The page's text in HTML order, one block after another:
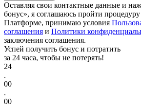
Оставляя свои контактные данные и
бонус», я соглашаюсь пройти
Платформе, принимаю условия
соглашения и Политики
заключения соглашения.
Успей получить бонус и потратить
за 24 часа, чтобы не потерять!
24
.
00
.
00